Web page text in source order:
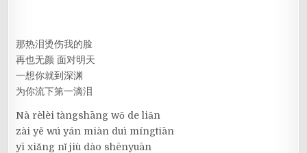
那热泪烫伤我的脸
再也无颜 面对明天
一想你就到深渊
为你流下第一滴泪
Nà rèlèi tàngshāng wǒ de liǎn
zài yě wú yán miàn duì míngtiān
yī xiǎng nǐ jiù dào shēnyuān